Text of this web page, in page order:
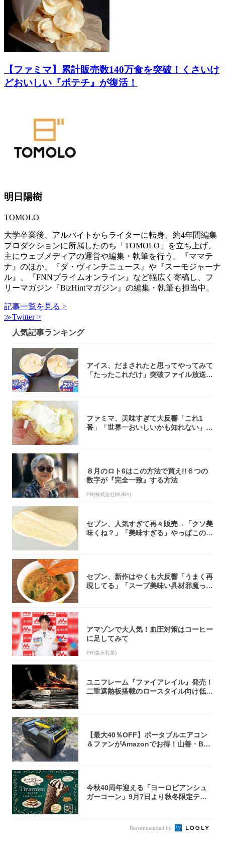
【ファミマ】累計販売数140万食を突破！くさいけ
どおいしい『ポテチ』が復活！
明日陽樹
TOMOLO
大学卒業後、アルバイトからライターに転身。約4年間編集
プロダクションに所属したのち「TOMOLO」を立ち上げ、
主にウェブメディアの運営や編集・執筆を行う。『ママテ
ナ』のほか、『ダ・ヴィンチニュース』や『スーモジャーナ
ル』、『FNNプライムオンライン』など幅広く寄稿し、フ
リーマガジン『BizHintマガジン』の編集・執筆も担当中。
記事一覧を見る >
≫Twitter >
人気記事ランキング
アイス、だまされたと思ってやってみて
「たったこれだけ」突破ファイル放送で
ファミマ、美味すぎて大反響「これ1
番」「世界一おいしいかも知れない」
８月のロト6はこの方法で買え!!６つの
数字が『完全一致』する方法
PR(株式会社MURA)
セブン、人気すぎて再々販売→「クソ美
味くね？」「美味すぎる」やっぱこのク
セブン、新作はやくも大反響「うまく再
現してる」「スープ美味い具材邪魔って
アマゾンで大人気！血圧対策はコーヒー
に足してみて
PR(森永乳業)
ユニフレーム『ファイアレイル』発売！
二重遮熱板搭載のロースタイル向け低型
【最大40％OFF】ポータブルエアコン
＆ファンがAmazonでお得！山善・Bo
今秋40周年迎える「ヨーロピアンシュ
ガーコーン」9月7日より秋冬限定ティ
Recommended by